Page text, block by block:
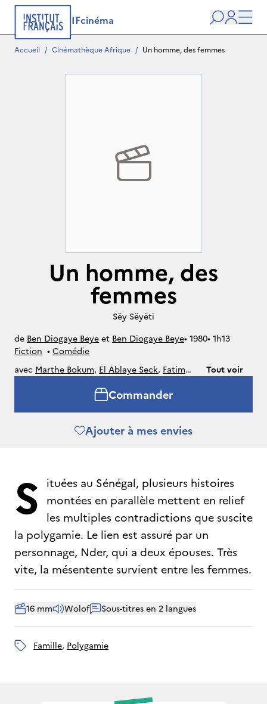
IFcinéma
user
Accueil / Cinémathèque Afrique / Un homme, des femmes
Un homme, des
femmes
Sëy Sëyëti
de Ben Diogaye Beye et Ben Diogaye Beye• 1980• 1h13
Fiction • Comédie
avec Marthe Bokum, El Ablaye Seck, Fatim
Dienaba Niang,Babou Faye
Tout voir
Commander
Ajouter à mes envies
S
ituées au Sénégal, plusieurs histoires
montées en parallèle mettent en relief
les multiples contradictions que suscite
la polygamie. Le lien est assuré par un
personnage, Nder, qui a deux épouses. Très
vite, la mésentente survient entre les femmes.
16 mm Wolof Sous-titres en 2 langues
famille, polygamie